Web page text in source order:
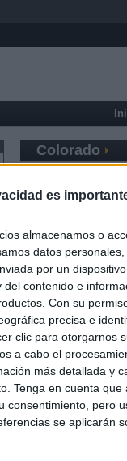
es
almacenamos o
datos
por un
del contenido e
Con su
precisa e
clic para otorgarnos
a cabo el
más detallada y
Tenga en cuenta
consentimiento, pero
se aplicarán
Colorado